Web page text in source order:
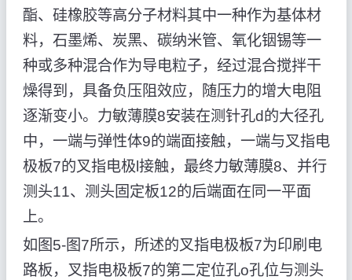
酯、硅橡胶等高分子材料其中一种作为基体材
料，石墨烯、炭黑、碳纳米管、氧化铟锡等一
种或多种混合作为导电粒子，经过混合搅拌干
燥得到，具备负压阻效应，随压力的增大电阻
逐渐变小。力敏薄膜8安装在测针孔d的大径孔
中，一端与弹性体9的端面接触，一端与叉指电
极板7的叉指电极l接触，最终力敏薄膜8、并行
测头11、测头固定板12的后端面在同一平面
上。
如图5-图7所示，所述的叉指电极板7为印刷电
路板，叉指电极板7的第二定位孔o孔位与测头